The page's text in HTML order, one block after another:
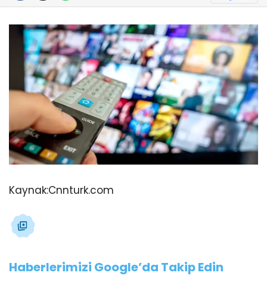
Kaynak:Cnnturk.com
Haberlerimizi Google’da Takip Edin